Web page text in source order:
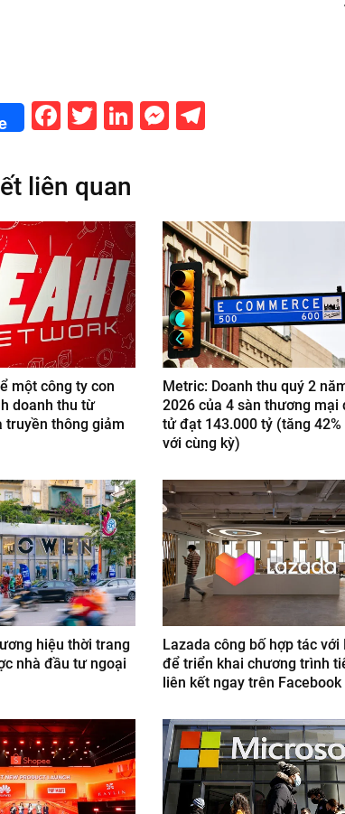
Facebook
Twitter
LinkedIn
Messenger
liên quan
một công ty con
doanh thu từ
truyền thông giảm
Metric: Doanh thu quý 2
2026 của 4 sàn thương mại
tử đạt 143.000 tỷ (tăng 42%
với cùng kỳ)
hiệu thời trang
nhà đầu tư ngoại
Lazada công bố hợp tác với
để triển khai chương trình
liên kết ngay trên Facebook